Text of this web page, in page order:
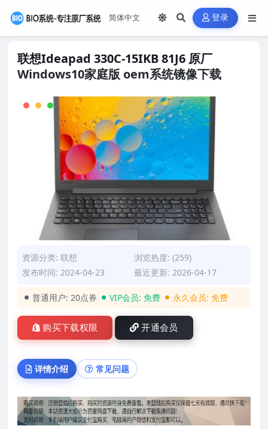
登录
联想Ideapad 330C-15IKB 81J6 原厂
Windows10家庭版 oem系统镜像下载
资源分类: 联想
浏览热度: (259)
发布时间: 2024-04-23
最近更新: 2026-04-17
普通用户: 20点券 VIP会员: 免费 永久会员: 免费
购买下载权限 开通会员
详情介绍 常见问题